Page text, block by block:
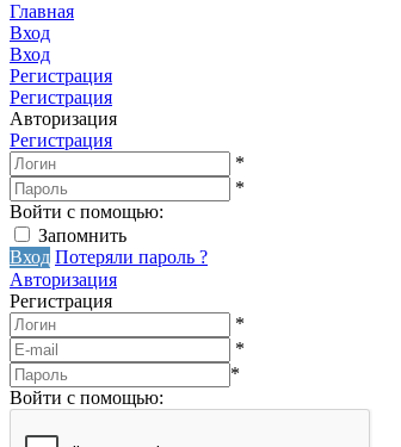
Главная
Вход
Вход
Регистрация
Регистрация
Авторизация
Регистрация
*
*
Войти с помощью:
Запомнить
Вход Потеряли пароль ?
Авторизация
Регистрация
*
*
*
Войти с помощью: